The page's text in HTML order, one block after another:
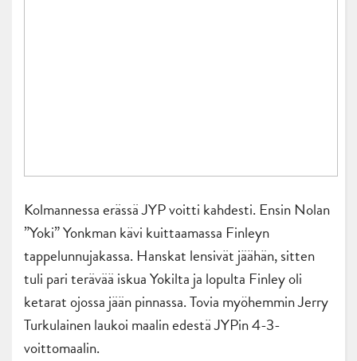
Kolmannessa erässä JYP voitti kahdesti. Ensin Nolan
”Yoki” Yonkman kävi kuittaamassa Finleyn
tappelunnujakassa. Hanskat lensivät jäähän, sitten
tuli pari terävää iskua Yokilta ja lopulta Finley oli
ketarat ojossa jään pinnassa. Tovia myöhemmin Jerry
Turkulainen laukoi maalin edestä JYPin 4-3-
voittomaalin.